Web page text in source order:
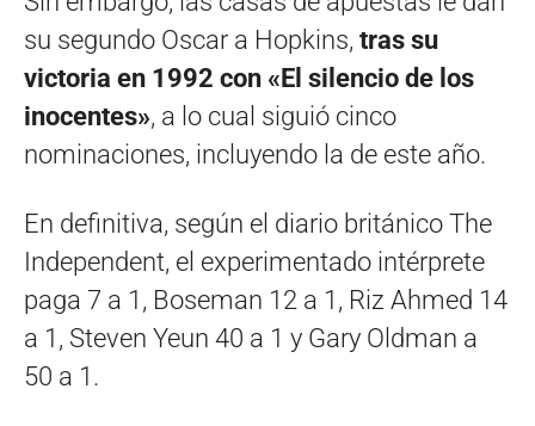
su segundo Oscar a Hopkins, tras su
victoria en 1992 con «El silencio de los
inocentes», a lo cual siguió cinco
nominaciones, incluyendo la de este año.
En definitiva, según el diario británico The
Independent, el experimentado intérprete
paga 7 a 1, Boseman 12 a 1, Riz Ahmed 14
a 1, Steven Yeun 40 a 1 y Gary Oldman a
50 a 1.